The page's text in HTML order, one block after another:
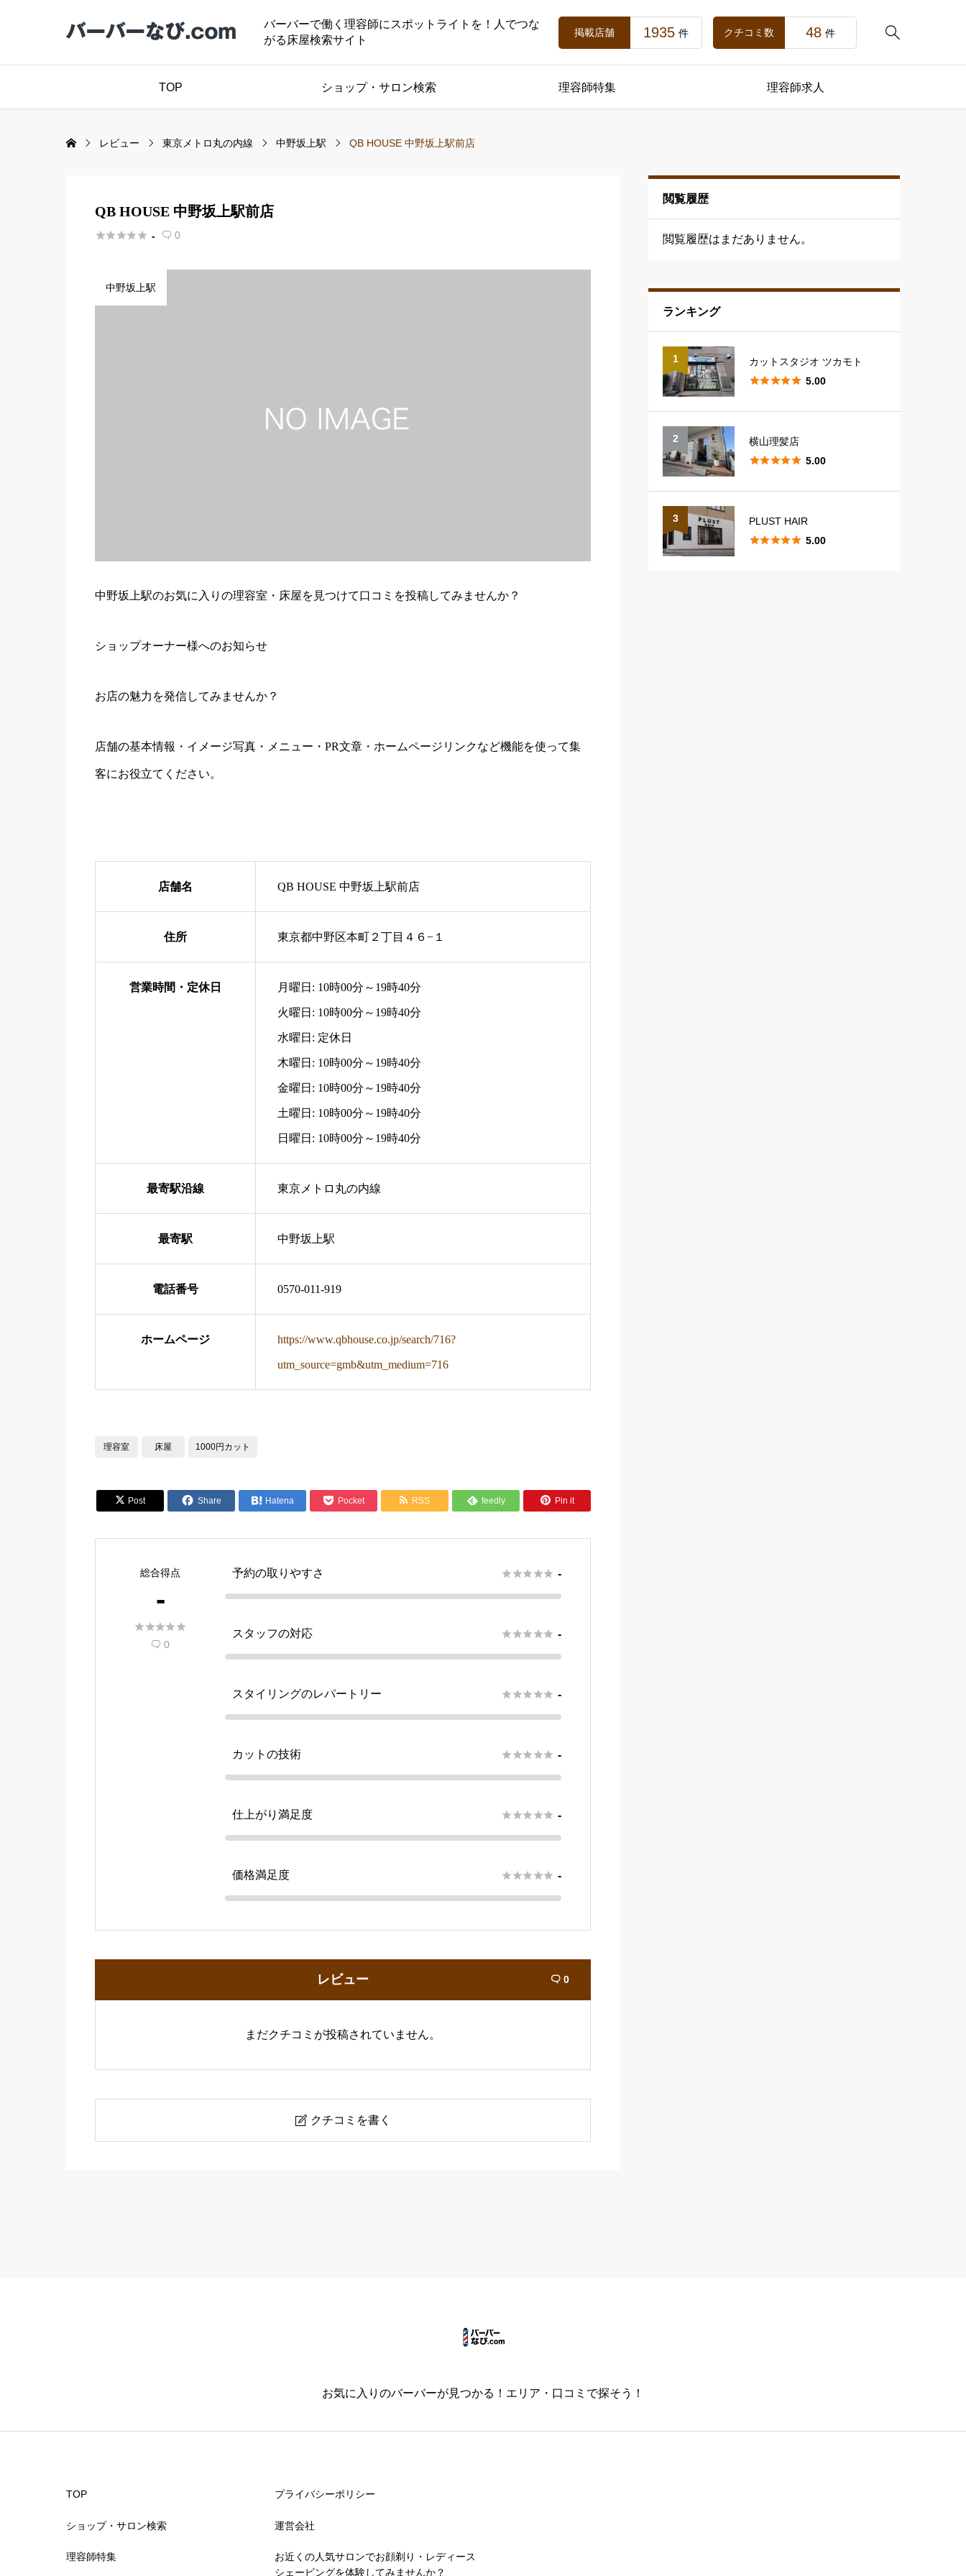
バーバーで働く理容師にスポットライトを！人でつな
がる床屋検索サイト

掲載店舗 1935 件 クチコミ数 48 件
TOP ショップ・サロン検索 理容師特集 理容師求人
レビュー 東京メトロ丸の内線 中野坂上駅 QB HOUSE 中野坂上駅前店
QB HOUSE 中野坂上駅前店
 -  0
中野坂上駅
中野坂上駅のお気に入りの理容室・床屋を見つけて口コミを投稿してみませんか？
ショップオーナー様へのお知らせ
お店の魅力を発信してみませんか？
店舗の基本情報・イメージ写真・メニュー・PR文章・ホームページリンクなど機能を使って集
客にお役立てください。
店舗名 QB HOUSE 中野坂上駅前店
住所 東京都中野区本町２丁目４６−１
営業時間・定休日 月曜日: 10時00分～19時40分
火曜日: 10時00分～19時40分
水曜日: 定休日
木曜日: 10時00分～19時40分
金曜日: 10時00分～19時40分
土曜日: 10時00分～19時40分
日曜日: 10時00分～19時40分
最寄駅沿線 東京メトロ丸の内線
最寄駅 中野坂上駅
電話番号 0570-011-919
ホームページ https://www.qbhouse.co.jp/search/716?
utm_source=gmb&utm_medium=716
理容室 床屋 1000円カット
 Post  Share  Hatena  Pocket  RSS  feedly  Pin it
総合得点
-

 0
予約の取りやすさ  -
スタッフの対応  -
スタイリングのレパートリー  -
カットの技術  -
仕上がり満足度  -
価格満足度  -
レビュー  0
まだクチコミが投稿されていません。
 クチコミを書く

スタイリングのレパートリー
閲覧履歴
閲覧履歴はまだありません。
ランキング
1
カットスタジオ ツカモト
 5.00
2
横山理髪店
 5.00
3
PLUST HAIR
 5.00
お気に入りのバーバーが見つかる！エリア・口コミで探そう！
TOP
ショップ・サロン検索
理容師特集
プライバシーポリシー
運営会社
お近くの人気サロンでお顔剃り・レディース
シェービングを体験してみませんか？